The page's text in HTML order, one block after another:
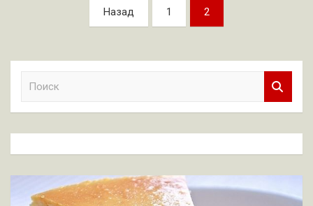
Назад 1 2
к